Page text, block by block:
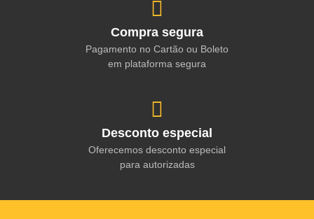
Compra segura
Pagamento no Cartão ou Boleto
em plataforma segura
Desconto especial
Oferecemos desconto especial
para autorizadas